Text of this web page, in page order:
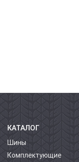
КАТАЛОГ
Шины
Комплектующие